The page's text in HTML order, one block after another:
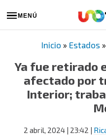
MENÚ
Inicio » Estados »
Ya fue retirado
afectado por
Interior;
2 abril, 2024| 23:42 |